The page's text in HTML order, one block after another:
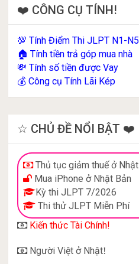
❤️ CÔNG CỤ TÍNH!
💯Tính Điểm Thi JLPT N1-N5
🏠Tính tiền trả góp mua nhà
💸Tính số tiền được Vay
💰Công cụ Tính Lãi Kép
☆ CHỦ ĐỀ NỔI BẬT ❤️
Thủ tục giảm thuế ở Nhật
Mua iPhone ở Nhật Bản
Kỳ thi JLPT 7/2026
Thi thử JLPT Miễn Phí
Kiến thức Tài Chính!
Người Việt ở Nhật!